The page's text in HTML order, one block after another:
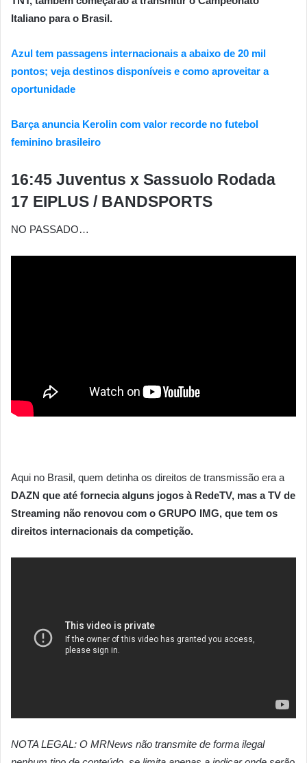
Italiano para o Brasil.
Azul tem passagens internacionais a abaixo de 20 mil
pontos; veja destinos disponíveis e como aproveitar a
oportunidade
Barça anuncia Kerolin com valor recorde no futebol
feminino brasileiro
16:45 Juventus x Sassuolo Rodada
17 EIPLUS / BANDSPORTS
NO PASSADO…
Aqui no Brasil, quem detinha os direitos de transmissão era a
DAZN que até fornecia alguns jogos à RedeTV, mas a TV de
Streaming não renovou com o GRUPO IMG, que tem os
direitos internacionais da competição.
NOTA LEGAL: O MRNews não transmite de forma ilegal